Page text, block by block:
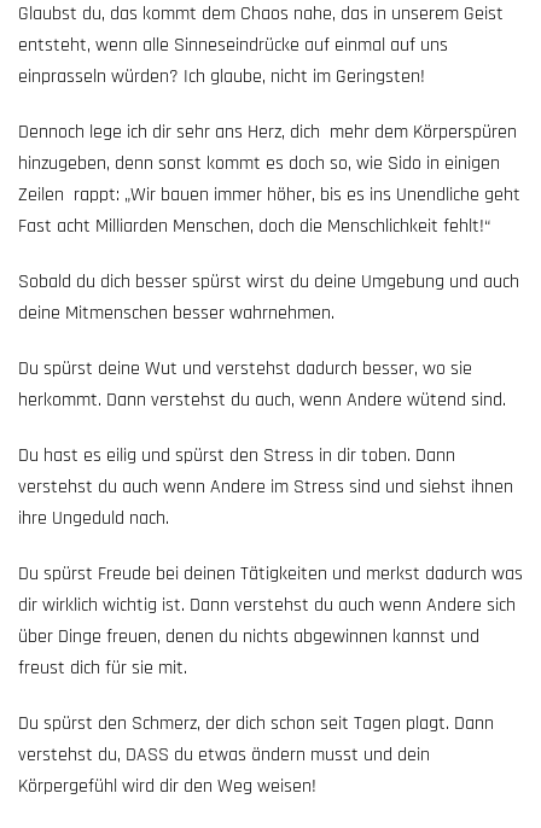
Glaubst du, das kommt dem Chaos nahe, das in unserem Geist
entsteht, wenn alle Sinneseindrücke auf einmal auf uns
einprasseln würden? Ich glaube, nicht im Geringsten!
Dennoch lege ich dir sehr ans Herz, dich mehr dem Körperspüren
hinzugeben, denn sonst kommt es doch so, wie Sido in einigen
Zeilen rappt: „Wir bauen immer höher, bis es ins Unendliche geht
Fast acht Milliarden Menschen, doch die Menschlichkeit fehlt!“
Sobald du dich besser spürst wirst du deine Umgebung und auch
deine Mitmenschen besser wahrnehmen.
Du spürst deine Wut und verstehst dadurch besser, wo sie
herkommt. Dann verstehst du auch, wenn Andere wütend sind.
Du hast es eilig und spürst den Stress in dir toben. Dann
verstehst du auch wenn Andere im Stress sind und siehst ihnen
ihre Ungeduld nach.
Du spürst Freude bei deinen Tätigkeiten und merkst dadurch was
dir wirklich wichtig ist. Dann verstehst du auch wenn Andere sich
über Dinge freuen, denen du nichts abgewinnen kannst und
freust dich für sie mit.
Du spürst den Schmerz, der dich schon seit Tagen plagt. Dann
verstehst du, DASS du etwas ändern musst und dein
Körpergefühl wird dir den Weg weisen!